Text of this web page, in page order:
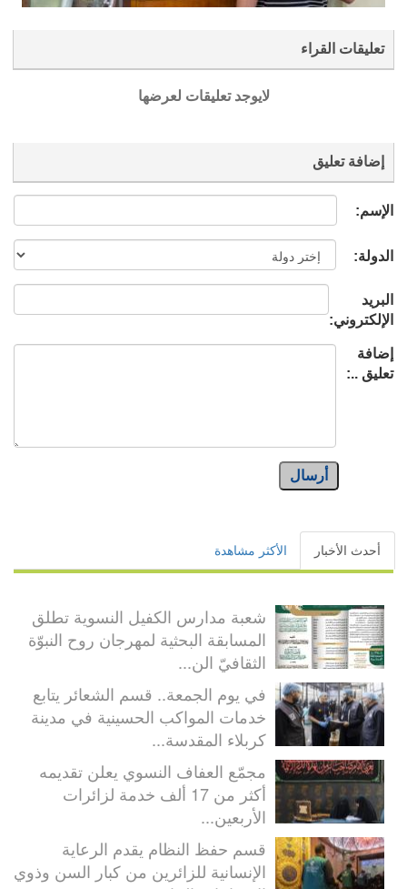
تعليقات القراء
لايوجد تعليقات لعرضها
إضافة تعليق
الإسم:
الدولة:
البريد
الإلكتروني:
إضافة
تعليق ..:
أرسال
أحدث الأخبار الأكثر مشاهدة
شعبة مدارس الكفيل النسوية تطلق
المسابقة البحثية لمهرجان روح النبوّة
الثقافيّ الن...
في يوم الجمعة.. قسم الشعائر يتابع
خدمات المواكب الحسينية في مدينة
كربلاء المقدسة...
مجمّع العفاف النسوي يعلن تقديمه
أكثر من 17 ألف خدمة لزائرات
الأربعين...
قسم حفظ النظام يقدم الرعاية
الإنسانية للزائرين من كبار السن وذوي